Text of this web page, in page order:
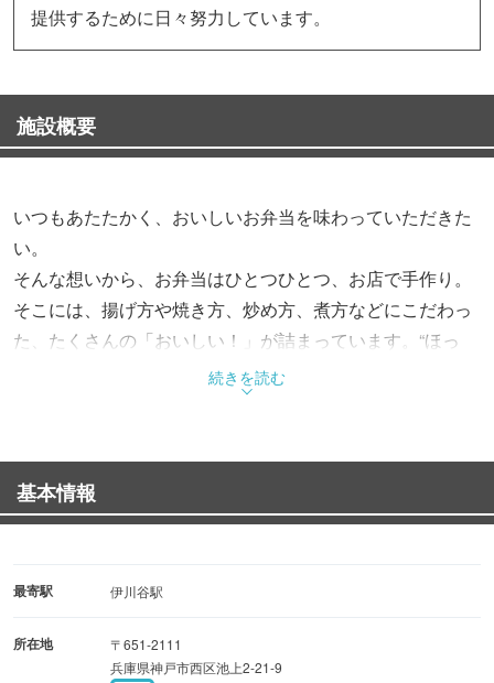
提供するために日々努力しています。
施設概要
いつもあたたかく、おいしいお弁当を味わっていただきた
い。
そんな想いから、お弁当はひとつひとつ、お店で手作り。
そこには、揚げ方や焼き方、炒め方、煮方などにこだわっ
た、たくさんの「おいしい！」が詰まっています。“ほっ
と”できるお弁当で、“もっと”お客様を笑顔にする。これか
らも、そんなお弁当をお届けします。
続きを読む
基本情報
最寄駅 伊川谷駅
所在地
〒651-2111
兵庫県神戸市西区池上2-21-9